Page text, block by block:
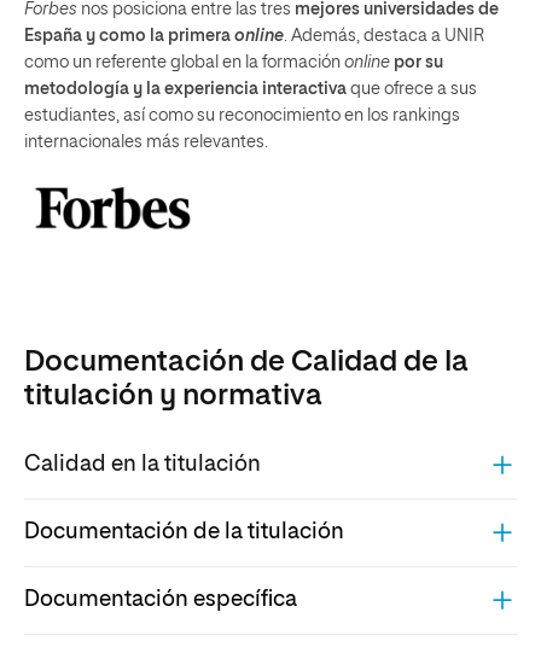
Forbes nos posiciona entre las tres mejores universidades de
España y como la primera online. Además, destaca a UNIR
como un referente global en la formación online por su
metodología y la experiencia interactiva que ofrece a sus
estudiantes, así como su reconocimiento en los rankings
internacionales más relevantes.
Documentación de Calidad de la
titulación y normativa
Calidad en la titulación
Documentación de la titulación
Documentación específica